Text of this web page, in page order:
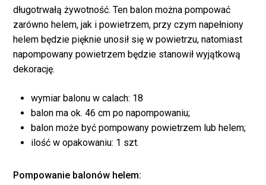
długotrwałą żywotność. Ten balon można pompować
zarówno helem, jak i powietrzem, przy czym napełniony
helem będzie pięknie unosił się w powietrzu, natomiast
napompowany powietrzem będzie stanowił wyjątkową
dekorację.
wymiar balonu w calach: 18
balon ma ok. 46 cm po napompowaniu;
balon może być pompowany powietrzem lub helem;
ilość w opakowaniu: 1 szt.
Pompowanie balonów helem: